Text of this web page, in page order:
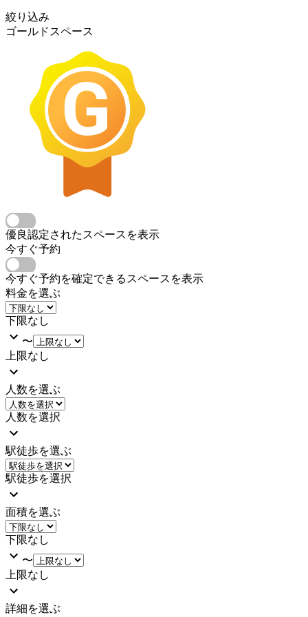
絞り込み
ゴールドスペース
優良認定されたスペースを表示
今すぐ予約
今すぐ予約を確定できるスペースを表示
料金を選ぶ
下限なし
〜
上限なし
人数を選ぶ
人数を選択
駅徒歩を選ぶ
駅徒歩を選択
面積を選ぶ
下限なし
〜
上限なし
詳細を選ぶ